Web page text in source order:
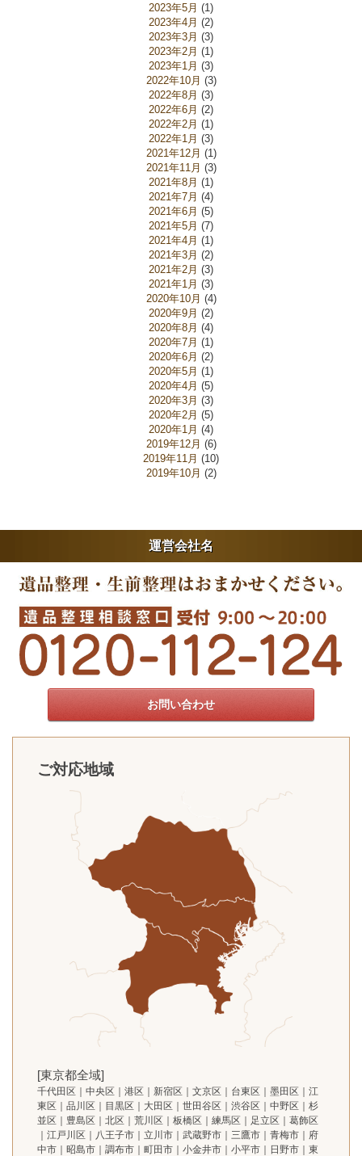
2023年5月 (1)
2023年4月 (2)
2023年3月 (3)
2023年2月 (1)
2023年1月 (3)
2022年10月 (3)
2022年8月 (3)
2022年6月 (2)
2022年2月 (1)
2022年1月 (3)
2021年12月 (1)
2021年11月 (3)
2021年8月 (1)
2021年7月 (4)
2021年6月 (5)
2021年5月 (7)
2021年4月 (1)
2021年3月 (2)
2021年2月 (3)
2021年1月 (3)
2020年10月 (4)
2020年9月 (2)
2020年8月 (4)
2020年7月 (1)
2020年6月 (2)
2020年5月 (1)
2020年4月 (5)
2020年3月 (3)
2020年2月 (5)
2020年1月 (4)
2019年12月 (6)
2019年11月 (10)
2019年10月 (2)
運営会社名
お問い合わせ
ご対応地域
[東京都全域]
千代田区｜中央区｜港区｜新宿区｜文京区｜台東区｜墨田区｜江
東区｜品川区｜目黒区｜大田区｜世田谷区｜渋谷区｜中野区｜杉
並区｜豊島区｜北区｜荒川区｜板橋区｜練馬区｜足立区｜葛飾区
｜江戸川区｜八王子市｜立川市｜武蔵野市｜三鷹市｜青梅市｜府
中市｜昭島市｜調布市｜町田市｜小金井市｜小平市｜日野市｜東